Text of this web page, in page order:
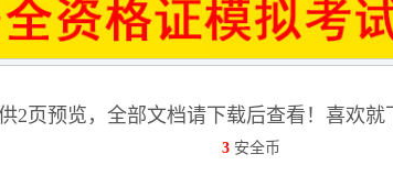
2页预览，全部文档请下载后查看！喜欢
3安全币